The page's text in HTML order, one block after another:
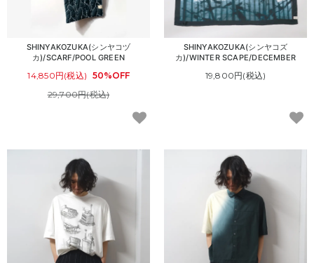
SHINYAKOZUKA(シンヤコヅ
カ)/SCARF/POOL GREEN
14,850円(税込) 50%OFF
29,700円(税込)
SHINYAKOZUKA(シンヤコズ
カ)/WINTER SCAPE/DECEMBER
19,800円(税込)